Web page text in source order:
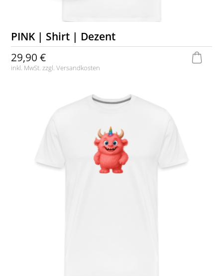
PINK | Shirt | Dezent
29,90 €
inkl. MwSt. zzgl.Versandkosten